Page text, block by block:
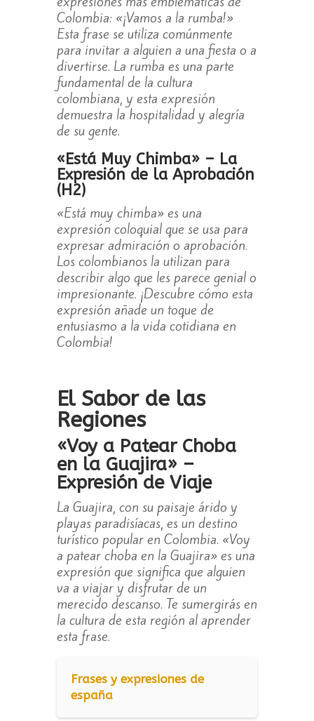
Colombia: «¡Vamos a la rumba!»
Esta frase se utiliza comúnmente
para invitar a alguien a una fiesta o a
divertirse. La rumba es una parte
fundamental de la cultura
colombiana, y esta expresión
demuestra la hospitalidad y alegría
de su gente.
«Está Muy Chimba» – La
Expresión de la Aprobación
(H2)
«Está muy chimba» es una
expresión coloquial que se usa para
expresar admiración o aprobación.
Los colombianos la utilizan para
describir algo que les parece genial o
impresionante. ¡Descubre cómo esta
expresión añade un toque de
entusiasmo a la vida cotidiana en
Colombia!
El Sabor de las
Regiones
«Voy a Patear Choba
en la Guajira» –
Expresión de Viaje
La Guajira, con su paisaje árido y
playas paradisíacas, es un destino
turístico popular en Colombia. «Voy
a patear choba en la Guajira» es una
expresión que significa que alguien
va a viajar y disfrutar de un
merecido descanso. Te sumergirás en
la cultura de esta región al aprender
esta frase.
Frases y expresiones de
españa